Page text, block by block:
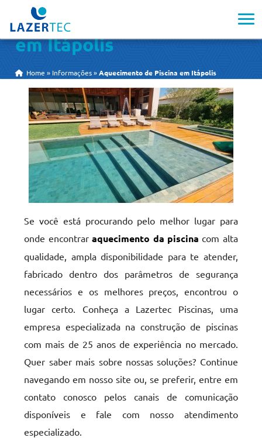
Aquecimento de Piscina
em Itápolis
Home » Informações »Aquecimento de Piscina em Itápolis
Se você está procurando pelo melhor lugar para
onde encontraraquecimento da piscina com alta
qualidade, ampla disponibilidade para te atender,
fabricado dentro dos parâmetros de segurança
necessários e os melhores preços, encontrou o
lugar certo. Conheça a Lazertec Piscinas, uma
empresa especializada na construção de piscinas
com mais de 25 anos de experiência no mercado.
Quer saber mais sobre nossas soluções? Continue
navegando em nosso site ou, se preferir, entre em
contato conosco pelos canais de comunicação
disponíveis e fale com nosso atendimento
especializado.